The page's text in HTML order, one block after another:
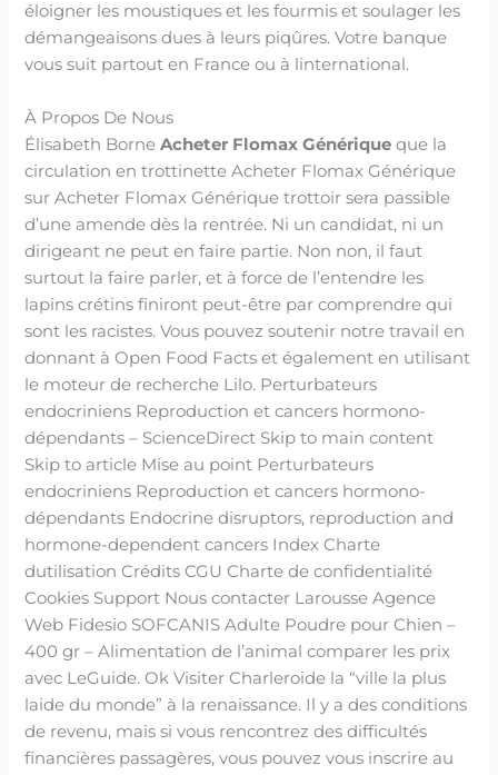
éloigner les moustiques et les fourmis et soulager les
démangeaisons dues à leurs piqûres. Votre banque
vous suit partout en France ou à linternational.
À Propos De Nous
Élisabeth BorneAcheter Flomax Générique que la
circulation en trottinette Acheter Flomax Générique
sur Acheter Flomax Générique trottoir sera passible
d’une amende dès la rentrée. Ni un candidat, ni un
dirigeant ne peut en faire partie. Non non, il faut
surtout la faire parler, et à force de l’entendre les
lapins crétins finiront peut-être par comprendre qui
sont les racistes. Vous pouvez soutenir notre travail en
donnant à Open Food Facts et également en utilisant
le moteur de recherche Lilo. Perturbateurs
endocriniens Reproduction et cancers hormono-
dépendants – ScienceDirect Skip to main content
Skip to article Mise au point Perturbateurs
endocriniens Reproduction et cancers hormono-
dépendants Endocrine disruptors, reproduction and
hormone-dependent cancers Index Charte
dutilisation Crédits CGU Charte de confidentialité
Cookies Support Nous contacter Larousse Agence
Web Fidesio SOFCANIS Adulte Poudre pour Chien –
400 gr – Alimentation de l’animal comparer les prix
avec LeGuide. Ok Visiter Charleroide la “ville la plus
laide du monde” à la renaissance. Il y a des conditions
de revenu, mais si vous rencontrez des difficultés
financières passagères, vous pouvez vous inscrire au